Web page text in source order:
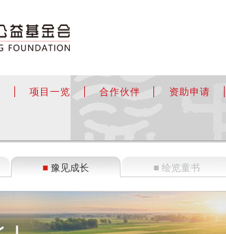
项目一览 合作伙伴 资助申请
■ 豫见成长 ■ 绘览童书